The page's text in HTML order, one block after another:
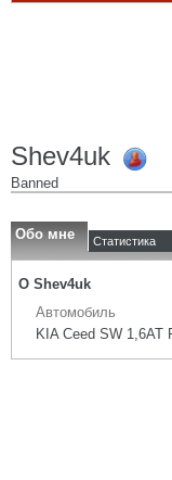
Shev4uk
Banned
Обо мне Статистика
О Shev4uk
Автомобиль
KIA Ceed SW 1,6AT